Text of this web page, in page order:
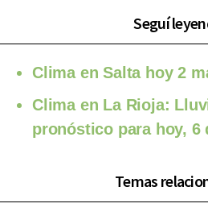
Seguí
Clima en Salta hoy 2
Clima en La Rioja:
pronóstico para hoy, 6
Temas